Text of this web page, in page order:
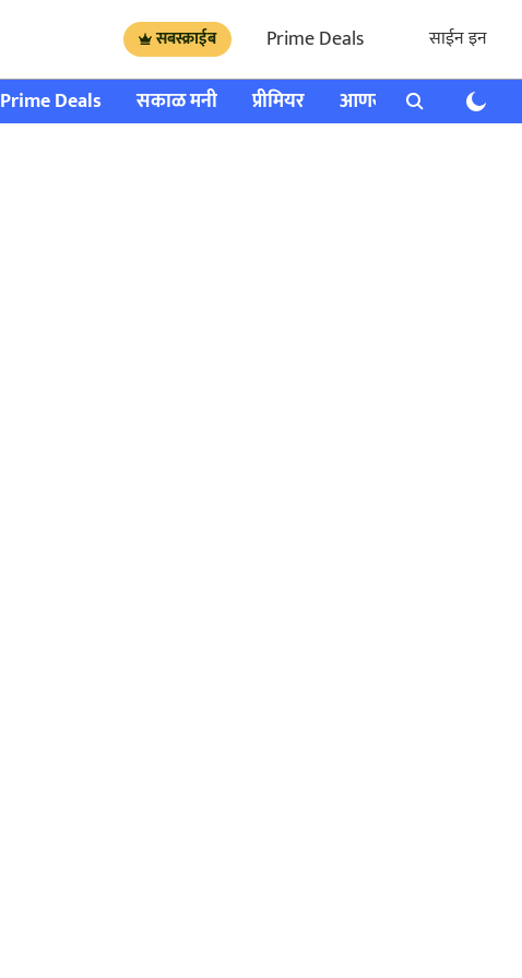
सबस्क्राईब Prime Deals साईन इन
Prime Deals सकाळ मनी प्रीमियर आणखी राशी भविष्य